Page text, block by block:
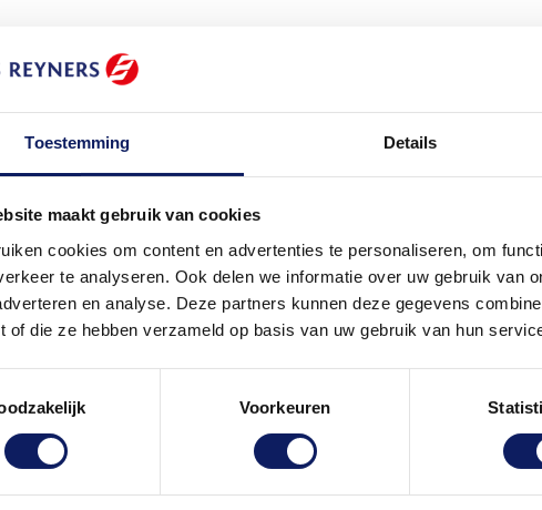
Toestemming Details
maakt gebruik van cookies
cookies om content en advertenties te personaliseren, om
te analyseren. Ook delen we informatie over uw gebruik van
en analyse. Deze partners kunnen deze gegevens
of die ze hebben verzameld op basis van uw gebruik van hun
Voorkeuren